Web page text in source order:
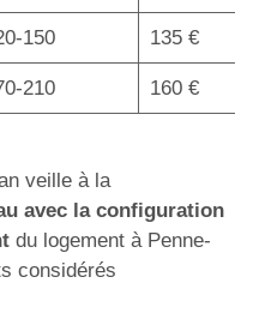
150 135 €
210 160 €
veille à la
avec la configuration
du logement à Penne-
considérés